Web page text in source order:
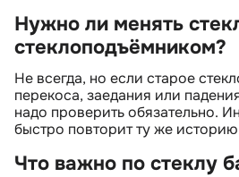
Нужно ли менять
стеклоподъёмником?
Не всегда, но если старое
перекоса, заедания или
надо проверить обязательно.
ыстро повторит ту же
Что важно по стеклу